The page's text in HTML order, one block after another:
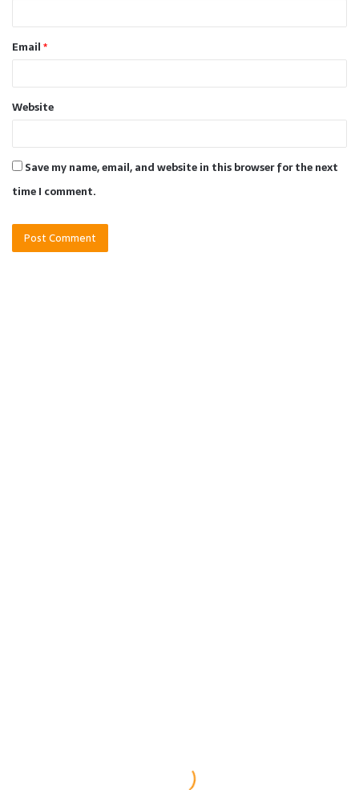
Email*
Website
Save my name, email, and website in this browser for the next
time I comment.